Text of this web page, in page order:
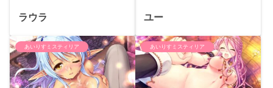
ラウラ ユー
あいりすミスティリア あいりすミスティリア